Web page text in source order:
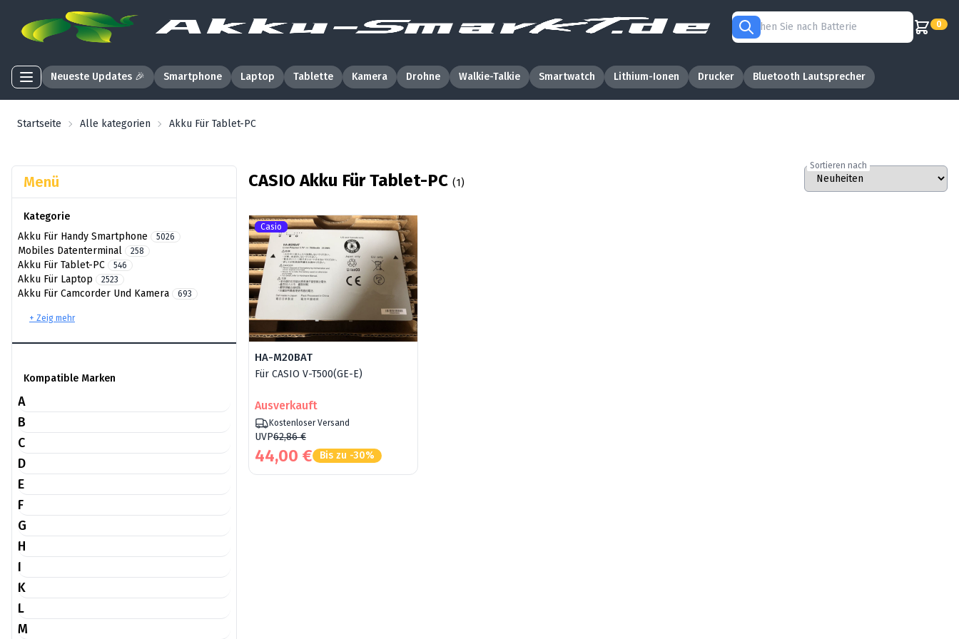
0
Neueste Updates 🎉 Smartphone Laptop Tablette Kamera Drohne Walkie-Talkie Smartwatch Lithium-Ionen Drucker Bluetooth Lautsprecher
Startseite Alle kategorien Akku Für Tablet-PC
Menü
Kategorie
Akku Für Handy Smartphone
5026
Mobiles Datenterminal 258
Akku Für Tablet-PC 546
Akku Für Laptop 2523
Akku Für Camcorder Und Kamera 693
+ Zeig mehr
Kompatible Marken
A
B
C
D
E
F
G
H
I
K
L
M
CASIO Akku Für Tablet-PC (1)
Sortieren nach
Casio
HA-M20BAT
Für CASIO V-T500(GE-E)
Ausverkauft
Kostenloser Versand
UVP62,86 €
44,00 € Bis zu -30%